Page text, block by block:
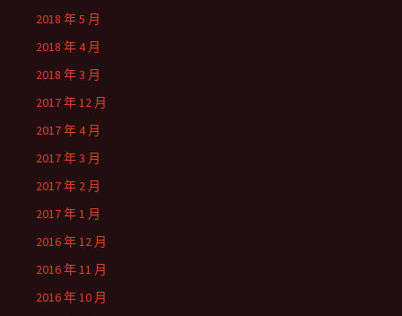
2018 年 5 月
2018 年 4 月
2018 年 3 月
2017 年 12 月
2017 年 4 月
2017 年 3 月
2017 年 2 月
2017 年 1 月
2016 年 12 月
2016 年 11 月
2016 年 10 月